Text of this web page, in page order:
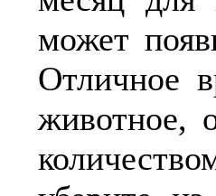
может
Отличное
животное,